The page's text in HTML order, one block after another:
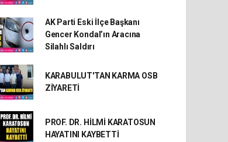
AK Parti Eski İlçe Başkanı
Gencer Kondal’ın Aracına
Silahlı Saldırı
KARABULUT'TAN KARMA OSB
ZİYARETİ
PROF. DR. HİLMİ KARATOSUN
HAYATINI KAYBETTİ